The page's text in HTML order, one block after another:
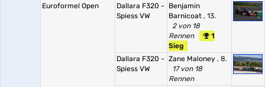
Euroformel Open
Dallara F320 -
Spiess VW
Benjamin
Barnicoat , 13.
2 von 18
Rennen
1
Sieg
Dallara F320 -
Spiess VW
Zane Maloney , 8.
17 von 18
Rennen